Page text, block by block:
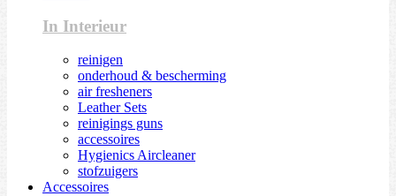
In Interieur
reinigen
onderhoud & bescherming
air fresheners
Leather Sets
reinigings guns
accessoires
Hygienics Aircleaner
stofzuigers
Accessoires